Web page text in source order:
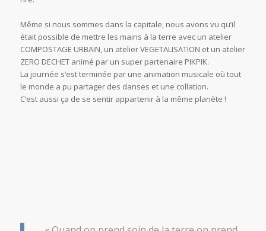
Même si nous sommes dans la capitale, nous avons vu qu’il
était possible de mettre les mains à la terre avec un atelier
COMPOSTAGE URBAIN, un atelier VEGETALISATION et un atelier
ZERO DECHET animé par un super partenaire PIKPIK.
La journée s’est terminée par une animation musicale où tout
le monde a pu partager des danses et une collation.
C’est aussi ça de se sentir appartenir à la même planète !